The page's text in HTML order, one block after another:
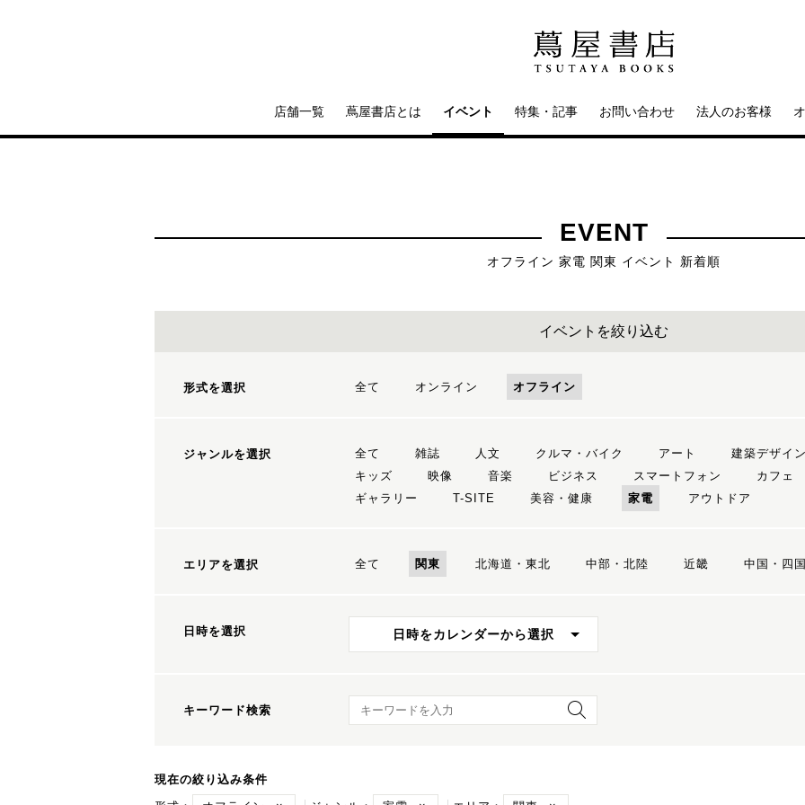
店舗一覧 蔦屋書店とは イベント 特集・記事 お問い合わせ 法人のお客様
EVENT
オフライン 家電 関東 イベント 新着順
イベントを絞り込む
形式を選択 全て オンライン オフライン
ジャンルを選択 全て 雑誌 人文 クルマ・バイク アート 建築デザイン
キッズ
映像 音楽 ビジネス スマートフォン カフェ
ギャラリー
T-SITE 美容・健康 家電 アウトドア
エリアを選択 全て 関東 北海道・東北 中部・北陸 近畿 中国・四国
日時を選択 日時をカレンダーから選択
キーワード検索 キーワード検索
現在の絞り込み条件